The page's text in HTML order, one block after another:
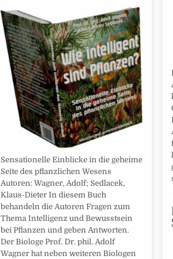
Sensationelle Einblicke in die geheime
Seite des pflanzlichen Wesens
Autoren: Wagner, Adolf; Sedlacek,
Klaus-Dieter In diesem Buch
behandeln die Autoren Fragen zum
Thema Intelligenz und Bewusstsein
bei Pflanzen und geben Antworten.
Der Biologe Prof. Dr. phil. Adolf
Wagner hat neben weiteren Biologen